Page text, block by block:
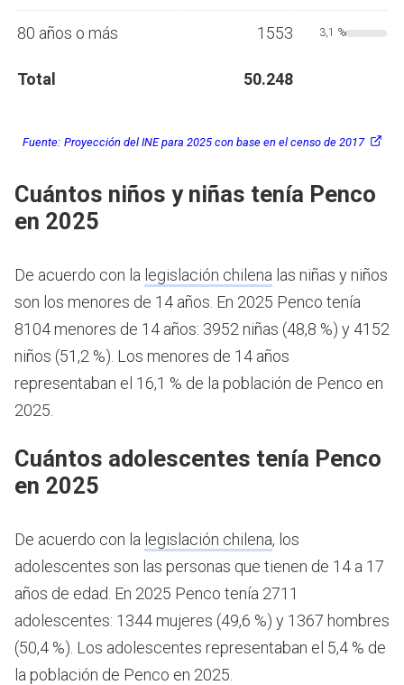
80 años o más 1553 3,1 %
Total 50.248
Fuente: Proyección del INE para 2025 con base en el censo de 2017
Cuántos niños y niñas tenía Penco
en 2025
De acuerdo con la legislación chilena las niñas y niños
son los menores de 14 años. En 2025 Penco tenía
8104 menores de 14 años: 3952 niñas (48,8 %) y 4152
niños (51,2 %). Los menores de 14 años
representaban el 16,1 % de la población de Penco en
2025.
Cuántos adolescentes tenía Penco
en 2025
De acuerdo con la legislación chilena, los
adolescentes son las personas que tienen de 14 a 17
años de edad. En 2025 Penco tenía 2711
adolescentes: 1344 mujeres (49,6 %) y 1367 hombres
(50,4 %). Los adolescentes representaban el 5,4 % de
la población de Penco en 2025.